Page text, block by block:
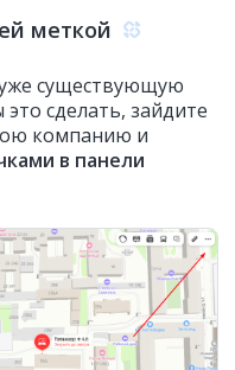
меткой
существующую
сделать, зайдите
компанию и
в панели